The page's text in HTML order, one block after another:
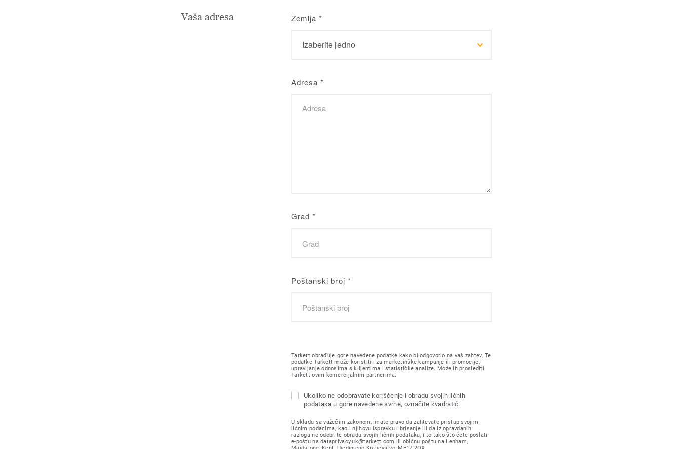
Vaša adresa Zemlja *
Adresa *
Grad *
Poštanski broj *
Tarkett obrađuje gore navedene podatke kako bi odgovorio na vaš zahtev. Te
podatke Tarkett može koristiti i za marketinške kampanje ili promocije,
upravljanje odnosima s klijentima i statističke analize. Može ih proslediti
Tarkett-ovim komercijalnim partnerima.
Ukoliko ne odobravate korišćenje i obradu svojih ličnih
podataka u gore navedene svrhe, označite kvadratić.
U skladu sa važećim zakonom, imate pravo da zahtevate pristup svojim
ličnim podacima, kao i njihovu ispravku i brisanje ili da iz opravdanih
razloga ne odobrite obradu svojih ličnih podataka, i to tako što ćete poslati
e-poštu na dataprivacy.uk@tarkett.com ili običnu poštu na Lenham,